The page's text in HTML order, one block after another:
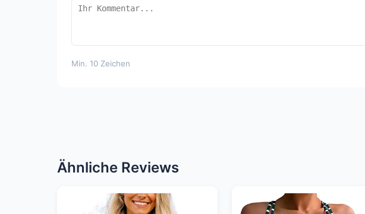
Min. 10 Zeichen
Ähnliche Reviews